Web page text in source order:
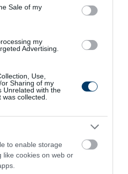
Sale of my
my
Advertising.
Use,
Sharing of my
Unrelated with the
collected.
to enable storage
like cookies on web or
Worms Inside Your